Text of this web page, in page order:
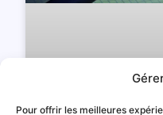
Pour offrir les meilleures